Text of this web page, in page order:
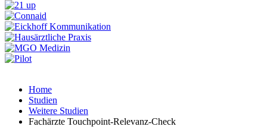
Home
Studien
Weitere Studien
Fachärzte Touchpoint-Relevanz-Check